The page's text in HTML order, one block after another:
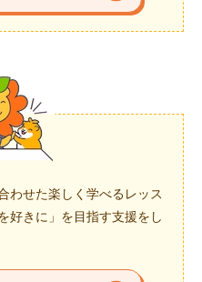
わせた楽しく学べるレッス
好きに」を目指す支援をし